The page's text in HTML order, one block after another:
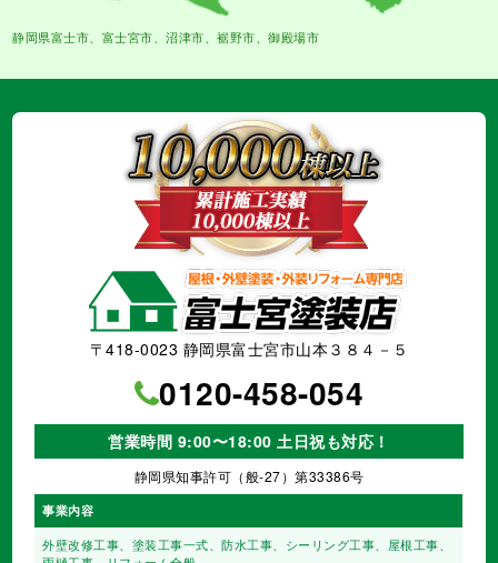
静岡県富士市、富士宮市、沼津市、裾野市、御殿場市
〒418-0023 静岡県富士宮市山本３８４－５
0120-458-054
営業時間 9:00〜18:00 土日祝も対応！
静岡県知事許可（般-27）第33386号
事業内容
外壁改修工事、塗装工事⼀式、防水工事、シーリング工事、 屋根工事、